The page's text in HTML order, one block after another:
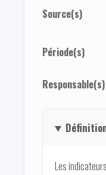
Source(s)
Période(s)
Responsable(s)
Les